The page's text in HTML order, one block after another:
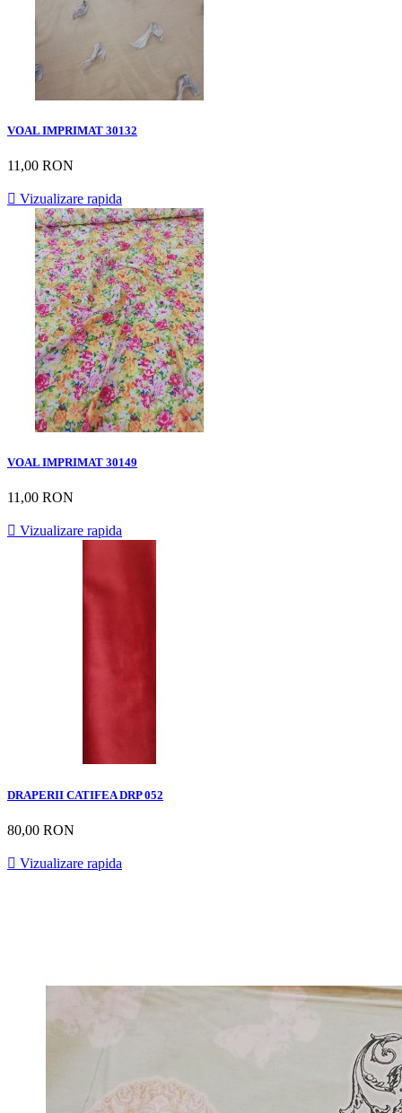
VOAL IMPRIMAT 30132
11,00 RON
 Vizualizare rapida
VOAL IMPRIMAT 30149
11,00 RON
 Vizualizare rapida
DRAPERII CATIFEA DRP 052
80,00 RON
 Vizualizare rapida